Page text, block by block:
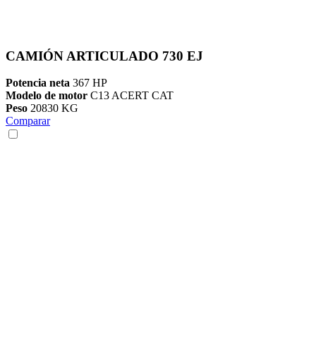
CAMIÓN ARTICULADO 730 EJ
Potencia neta 367 HP
Modelo de motor C13 ACERT CAT
Peso 20830 KG
Comparar